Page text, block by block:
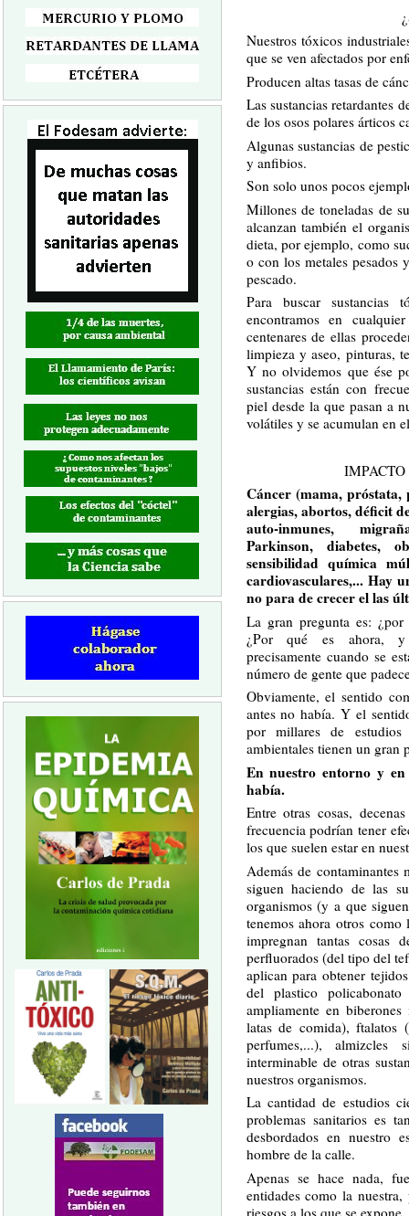
Nuestros tóxicos
que se ven afectados por
Producen altas tasas de
Las sustancias retardantes
de los osos polares árticos
Algunas sustancias de
y anfibios.
Son solo unos pocos
Millones de toneladas de
alcanzan también el
dieta, por ejemplo, como
o con los metales pesados
pescado.
Para buscar sustancias
encontramos en
centenares de ellas
limpieza y aseo, pinturas,
Y no olvidemos que ése
sustancias están con
piel desde la que pasan a
volátiles y se acumulan en
Cáncer (mama, próstata,
alergias, abortos, déficit
auto-inmunes,
Parkinson, diabetes,
sensibilidad química
cardiovasculares,... Hay
no para de crecer el las
La gran pregunta es: ¿por
¿Por qué es ahora,
precisamente cuando se
número de gente que
Obviamente, el sentido
antes no había. Y el
por millares de
ambientales tienen un gran
En nuestro entorno y
había.
Entre otras cosas,
frecuencia podrían tener
los que suelen estar en
Además de
siguen haciendo de las
organismos (y a que
tenemos ahora otros
impregnan tantas cosas
perfluorados (del tipo del
aplican para obtener
del plastico
ampliamente en
latas de comida), ftalatos
perfumes,...),
interminable de otras
nuestros organismos.
La cantidad de estudios
problemas sanitarios es
desbordados en nuestro
hombre de la calle.
Apenas se hace nada,
entidades como la
riesgos a los que se expone.